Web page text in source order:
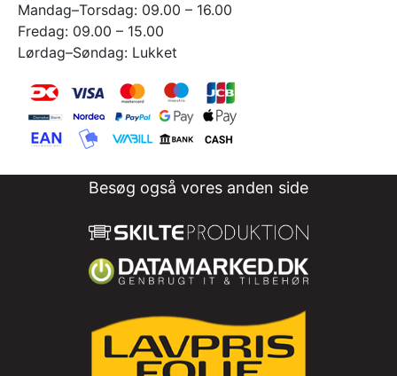
Mandag–Torsdag: 09.00 – 16.00
Fredag: 09.00 – 15.00
Lørdag–Søndag: Lukket
Besøg også vores anden side